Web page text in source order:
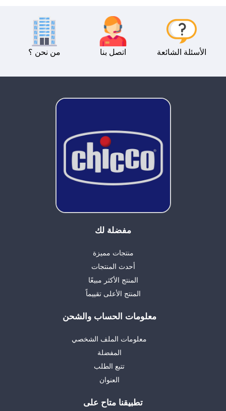
من نحن ؟ اتصل بنا الأسئلة الشائعة
مفضلة لك
منتجات مميزة
أحدث المنتجات
المنتج الأكثر مبيعًا
المنتج الأعلى تقييماً
معلومات الحساب والشحن
معلومات الملف الشخصي
المفضلة
تتبع الطلب
العنوان
تطبيقنا متاح على